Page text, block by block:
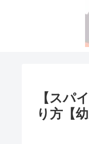
【スパ
り方【